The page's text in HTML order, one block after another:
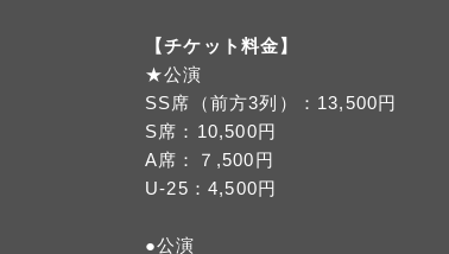
【チケット料金】
★公演
SS席（前方3列）：13,500円
S席：10,500円
A席：７,500円
U-25：4,500円
●公演